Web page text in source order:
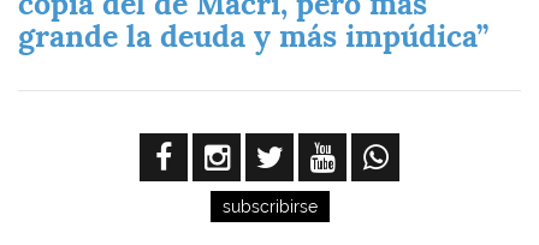
grande la deuda y más impúdica”
subscribirse